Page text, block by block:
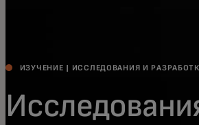
ИЗУЧЕНИЕ | ИССЛЕДОВАНИЯ И